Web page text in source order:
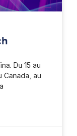
Du 15 au
Canada, au